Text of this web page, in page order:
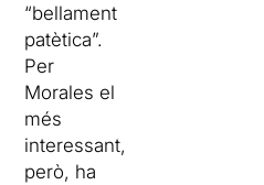
“bellament
patètica”.
Per
Morales el
més
interessant,
però, ha